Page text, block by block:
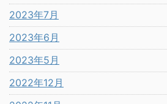
2023年7月
2023年6月
2023年5月
2022年12月